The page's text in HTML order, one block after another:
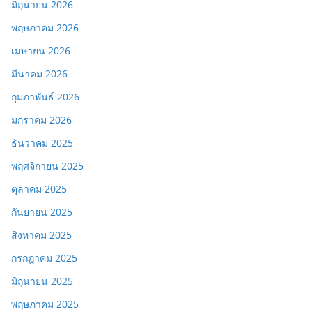
มิถุนายน 2026
พฤษภาคม 2026
เมษายน 2026
มีนาคม 2026
กุมภาพันธ์ 2026
มกราคม 2026
ธันวาคม 2025
พฤศจิกายน 2025
ตุลาคม 2025
กันยายน 2025
สิงหาคม 2025
กรกฎาคม 2025
มิถุนายน 2025
พฤษภาคม 2025